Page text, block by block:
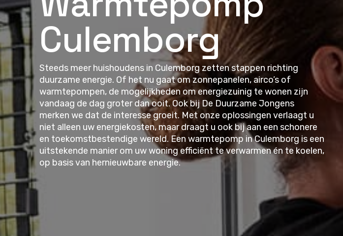
Culemborg
Steeds meer huishoudens in Culemborg zetten stappen richting
duurzame energie. Of het nu gaat om zonnepanelen, airco’s of
warmtepompen, de mogelijkheden om energiezuinig te wonen zijn
vandaag de dag groter dan ooit. Ook bij De Duurzame Jongens
merken we dat de interesse groeit. Met onze oplossingen verlaagt u
niet alleen uw energiekosten, maar draagt u ook bij aan een schonere
en toekomstbestendige wereld. Een warmtepomp in Culemborg is een
uitstekende manier om uw woning efficiënt te verwarmen én te koelen,
op basis van hernieuwbare energie.